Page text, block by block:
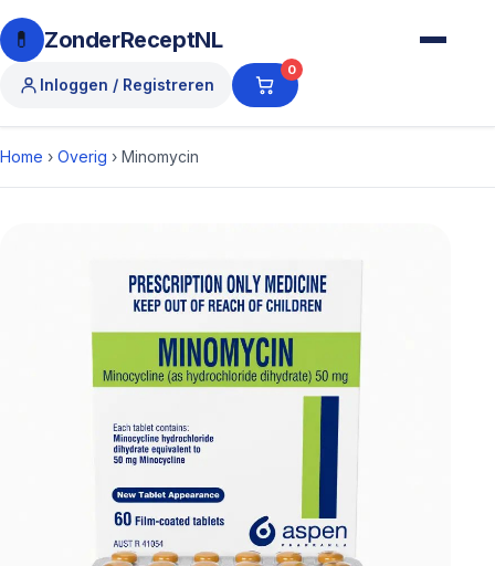
💊 ZonderReceptNL
Inloggen / Registreren
0
Home › Overig › Minomycin